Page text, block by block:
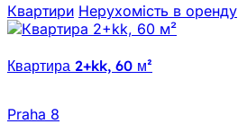
Квартири Нерухомiсть в оренду
Квартира 2+kk, 60 м²
Praha 8